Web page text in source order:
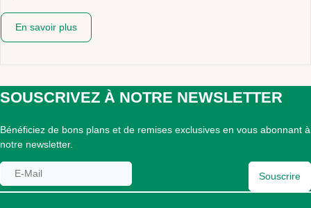
En savoir plus
SOUSCRIVEZ À NOTRE NEWSLETTER
Bénéficiez de bons plans et de remises exclusives en vous abonnant à
notre newsletter.
Souscrire